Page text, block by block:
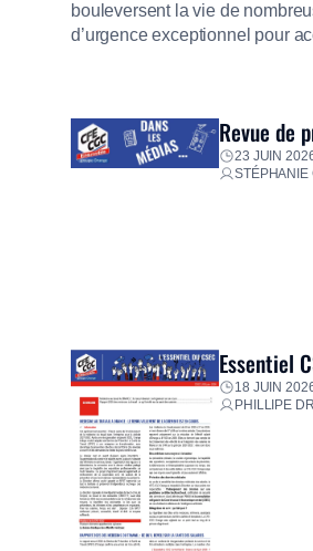
bouleversent la vie de
d’urgence exceptionnel pour
Revue de
23 JUIN
STÉPHANIE
Essentiel
18 JUIN
PHILLIPE